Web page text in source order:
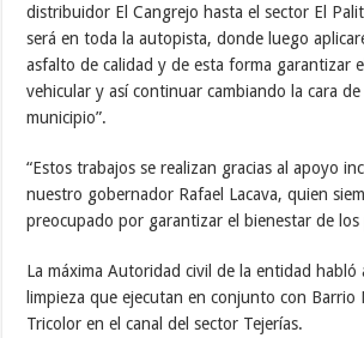
distribuidor El Cangrejo hasta el sector El
será en toda la autopista, donde luego
asfalto de calidad y de esta forma garantizar
vehicular y así continuar cambiando la cara
municipio”.
“Estos trabajos se realizan gracias al apoyo
nuestro gobernador Rafael Lacava, quien
preocupado por garantizar el bienestar de los
La máxima Autoridad civil de la entidad habló
limpieza que ejecutan en conjunto con Barrio
Tricolor en el canal del sector Tejerías.